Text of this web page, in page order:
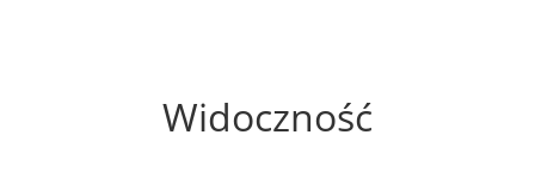
Widoczność